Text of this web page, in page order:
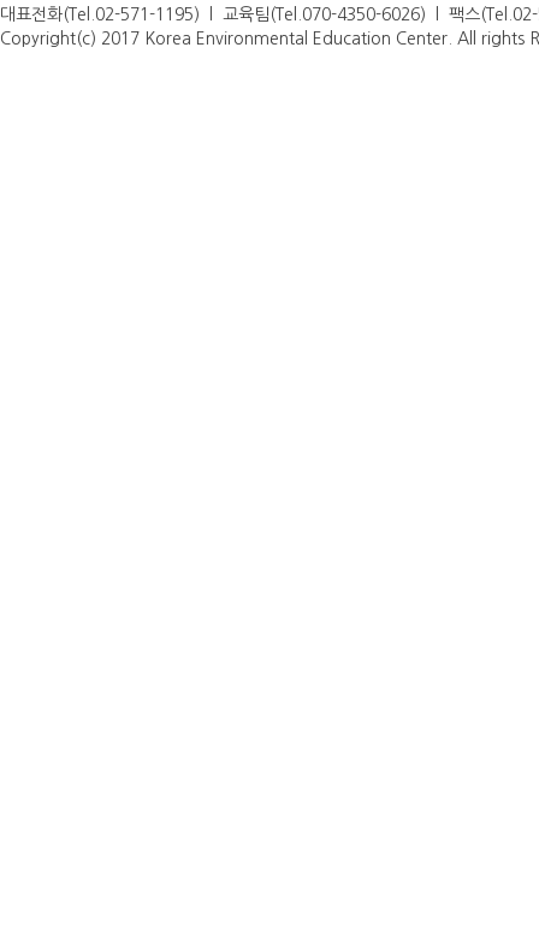
대표전화(Tel.02-571-1195) l 교육팀(Tel.070-4350-6026) l 팩스
Copyright(c) 2017 Korea Environmental Education Center. All rights